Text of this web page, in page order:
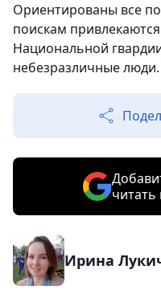
Ориентированы все
поискам
Национальной
небезразличные люди.
Ирина